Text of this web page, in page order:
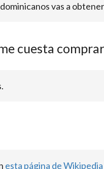
vas a
cuesta
esta página de Wikipedia